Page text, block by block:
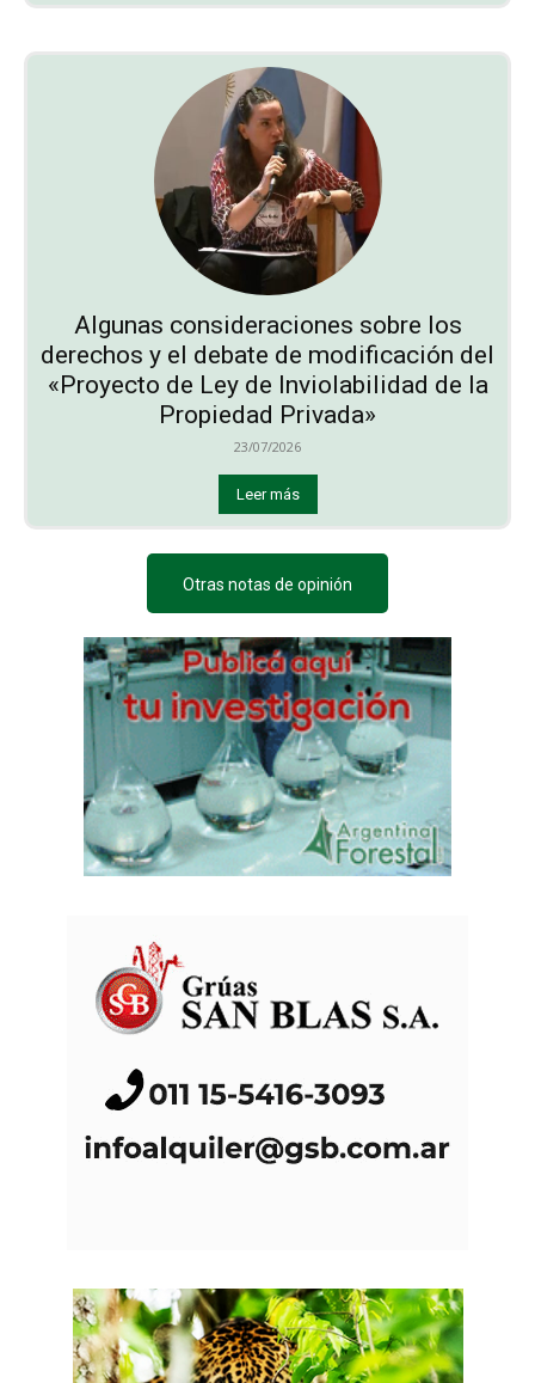
Algunas consideraciones sobre los
derechos y el debate de modificación del
«Proyecto de Ley de Inviolabilidad de la
Propiedad Privada»
23/07/2026
Leer más
Otras notas de opinión